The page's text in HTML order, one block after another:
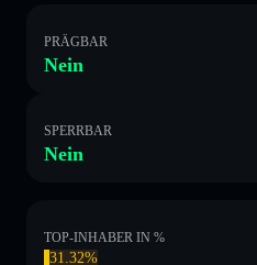
PRÄGBAR
Nein
SPERRBAR
Nein
TOP-INHABER IN %
31.32%